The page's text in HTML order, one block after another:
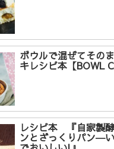
ボウルで混ぜてその
キレシピ本【BOWL
レシピ本 『自家製
ンとざっくりパン―